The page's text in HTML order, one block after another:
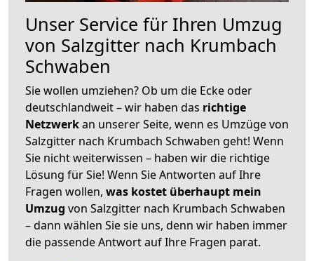
Unser Service für Ihren Umzug
von Salzgitter nach Krumbach
Schwaben
Sie wollen umziehen? Ob um die Ecke oder
deutschlandweit – wir haben das richtige
Netzwerkan unserer Seite, wenn es Umzüge von
Salzgitter nach Krumbach Schwaben geht! Wenn
Sie nicht weiterwissen – haben wir die richtige
Lösung für Sie! Wenn Sie Antworten auf Ihre
Fragen wollen, was kostet überhaupt mein
Umzug von Salzgitter nach Krumbach Schwaben
– dann wählen Sie sie uns, denn wir haben immer
die passende Antwort auf Ihre Fragen parat.